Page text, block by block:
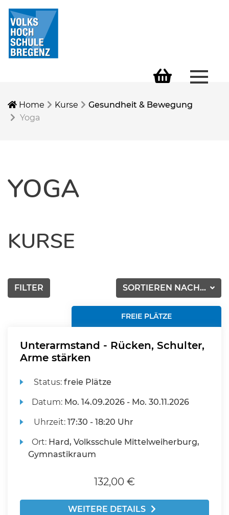
Home Kurse
Gesundheit & Bewegung
Yoga
YOGA
KURSE
SORTIEREN NACH...
FILTER
FREIE PLÄTZE
Unterarmstand - Rücken, Schulter,
Arme stärken
Status:freie Plätze
Datum: Mo. 14.09.2026 - Mo. 30.11.2026
Uhrzeit:17:30 - 18:20 Uhr
Ort: Hard, Volksschule Mittelweiherburg,
Gymnastikraum
132,00 €
WEITERE DETAILS